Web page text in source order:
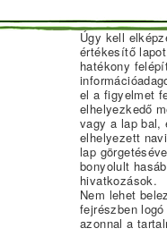
Úgy kell
értékesítő
hatékony
el a figyelmet
elhelyezkedő
vagy a lap bal,
elhelyezett
lap
bonyolult
hivatkozások.
Nem lehet
fejrészben
azonnal a